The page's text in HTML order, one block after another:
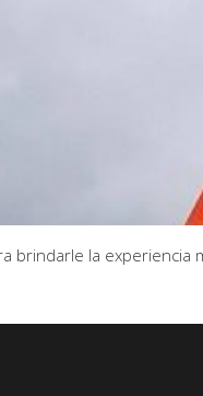
brindarle la experiencia